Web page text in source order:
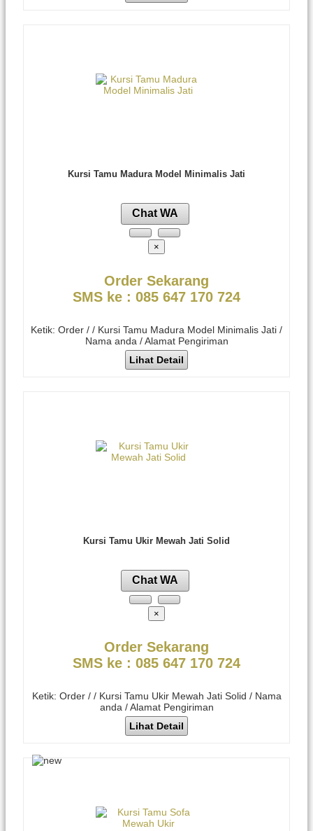
Kursi Tamu Madura Model Minimalis Jati
Chat WA
×
Order Sekarang
SMS ke : 085 647 170 724
Ketik: Order / / Kursi Tamu Madura Model Minimalis Jati /
Nama anda / Alamat Pengiriman
Lihat Detail
Kursi Tamu Ukir Mewah Jati Solid
Chat WA
×
Order Sekarang
SMS ke : 085 647 170 724
Ketik: Order / / Kursi Tamu Ukir Mewah Jati Solid / Nama
anda / Alamat Pengiriman
Lihat Detail